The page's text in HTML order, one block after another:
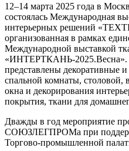
12–14 марта 2025 года в
состоялась Международная
интерьерных решений
организованная в рамках
Международной выставкой
«ИНТЕРТКАНЬ-2025.Весна».
представлены декоративные
спальной комнаты, столовой,
окна и декорирования
покрытия, ткани для
Дважды в год мероприятие
СОЮЗЛЕГПРОМа при
Торгово-промышленной